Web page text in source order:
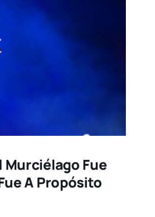
Murciélago Fue
A Propósito